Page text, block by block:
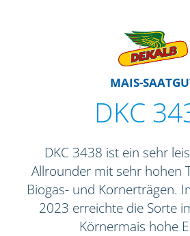
MAIS-
DKC
DKC 3438 ist ein sehr
Allrounder mit sehr hohen
Biogas- und Kornerträgen.
2023 erreichte die Sorte
Körnermais hohe